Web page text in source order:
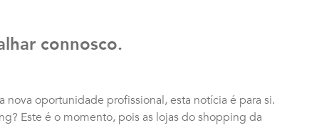
connosco.
nova oportunidade profissional, esta notícia é para si.
Este é o momento, pois as lojas do shopping da